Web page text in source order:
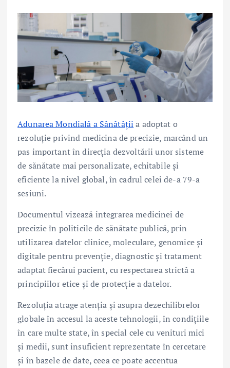
Adunarea Mondială a Sănătății a adoptat o
rezoluție privind medicina de precizie, marcând un
pas important în direcția dezvoltării unor sisteme
de sănătate mai personalizate, echitabile și
eficiente la nivel global, în cadrul celei de-a 79-a
sesiuni.
Documentul vizează integrarea medicinei de
precizie în politicile de sănătate publică, prin
utilizarea datelor clinice, moleculare, genomice și
digitale pentru prevenție, diagnostic și tratament
adaptat fiecărui pacient, cu respectarea strictă a
principiilor etice și de protecție a datelor.
Rezoluția atrage atenția și asupra dezechilibrelor
globale în accesul la aceste tehnologii, în condițiile
în care multe state, în special cele cu venituri mici
și medii, sunt insuficient reprezentate în cercetare
și în bazele de date, ceea ce poate accentua